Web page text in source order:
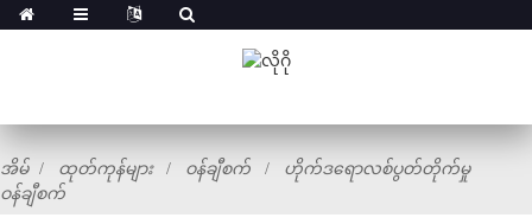
အိမ် ထုတ်ကုန်များ ဝန်ချီစက်
ဟိုက်ဒရောလစ်ပွတ်တိုက်မှု
ဝန်ချီစက်